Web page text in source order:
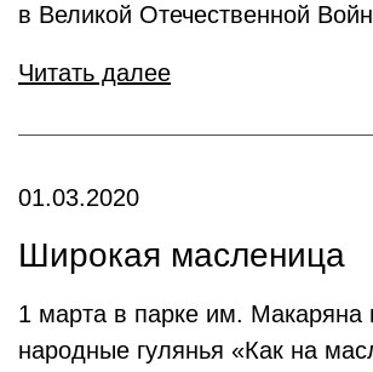
в Великой Отечественной
Читать далее
01.03.2020
Широкая масленица
1 марта в парке им. Макаряна
народные гулянья «Как на